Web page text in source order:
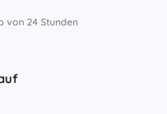
von 24 Stunden